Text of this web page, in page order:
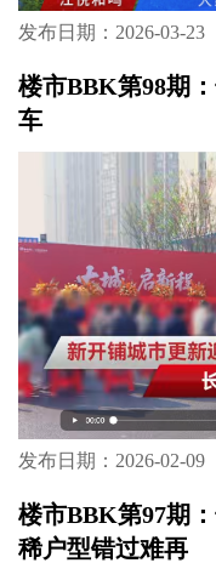
发布日期：2026-03-23
楼市BBK第98期
车
发布日期：2026-02-09
楼市BBK第97期
稀户型错过难再